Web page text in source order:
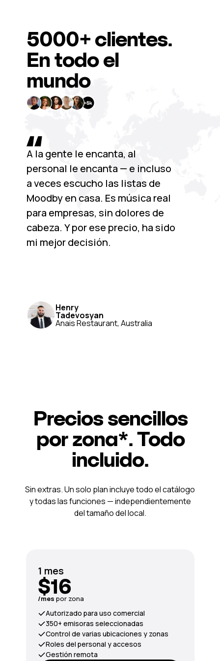
A la gente le encanta, al
personal le encanta — e incluso
a veces escucho las listas de
Moodby en casa. Es música real
para empresas, sin dolores de
cabeza. Y por ese precio, ha sido
mi mejor decisión.
Henry
Tadevosyan
Anais Restaurant, Australia
5000+ clientes.
En todo el
mundo
Precios sencillos
por zona*. Todo
incluido.
1 mes
$16
/mes por zona
Autorizado para uso comercial
350+ emisoras seleccionadas
Control de varias ubicaciones y zonas
Roles del personal y accesos
Gestión remota
Sin extras. Un solo plan incluye todo el catálogo
y todas las funciones — independientemente
del tamaño del local.